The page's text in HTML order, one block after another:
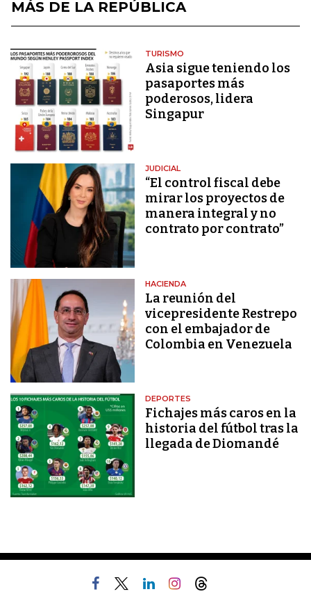
MÁS DE LA REPÚBLICA
TURISMO
Asia sigue teniendo los
pasaportes más
poderosos, lidera
Singapur
JUDICIAL
“El control fiscal debe
mirar los proyectos de
manera integral y no
contrato por contrato”
HACIENDA
La reunión del
vicepresidente Restrepo
con el embajador de
Colombia en Venezuela
DEPORTES
Fichajes más caros en la
historia del fútbol tras la
llegada de Diomandé